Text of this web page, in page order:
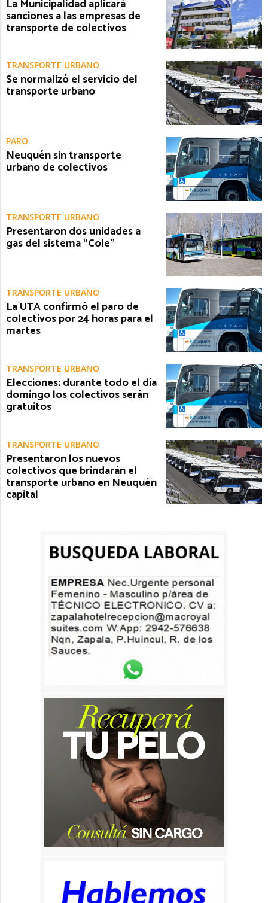
La Municipalidad aplicará
sanciones a las empresas de
transporte de colectivos
TRANSPORTE URBANO
Se normalizó el servicio del
transporte urbano
PARO
Neuquén sin transporte
urbano de colectivos
TRANSPORTE URBANO
Presentaron dos unidades a
gas del sistema “Cole”
TRANSPORTE URBANO
La UTA confirmó el paro de
colectivos por 24 horas para el
martes
TRANSPORTE URBANO
Elecciones: durante todo el día
domingo los colectivos serán
gratuitos
TRANSPORTE URBANO
Presentaron los nuevos
colectivos que brindarán el
transporte urbano en Neuquén
capital